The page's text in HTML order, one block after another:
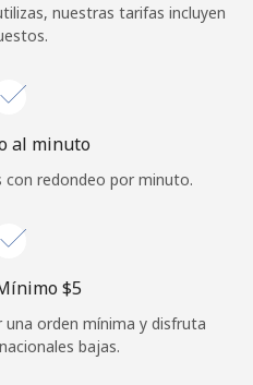
¿Olvidaste tu contraseña? →
con
nuestras tarifas incluyen
al minuto
con redondeo por minuto.
⁦$5⁩
orden mínima y disfruta
bajas.